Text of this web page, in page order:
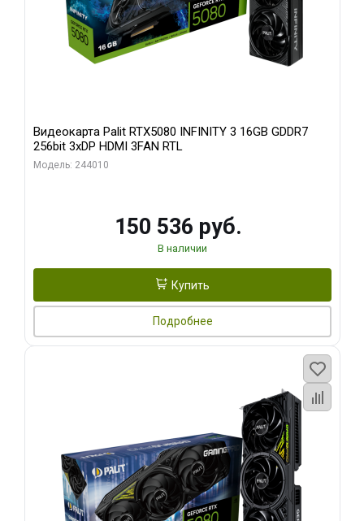
Видеокарта Palit RTX5080 INFINITY 3 16GB GDDR7
256bit 3xDP HDMI 3FAN RTL
Модель: 244010
150 536 руб.
В наличии
Купить
Подробнее